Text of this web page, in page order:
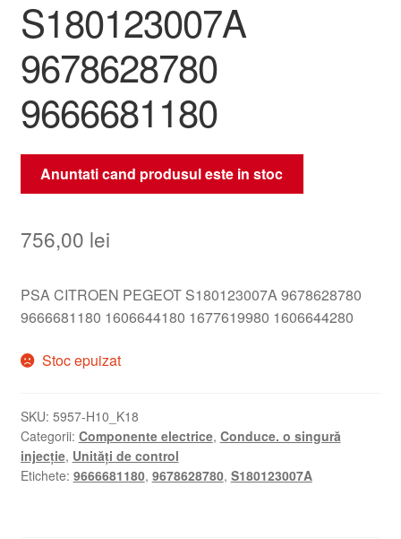
S180123007A
9678628780
9666681180
Anuntati cand produsul este in stoc
756,00 lei
PSA CITROEN PEGEOT S180123007A 9678628780
9666681180 1606644180 1677619980 1606644280
Stoc epuizat
SKU: 5957-H10_K18
Categorii: Componente electrice, Conduce. o singură
injecție, Unități de control
Etichete: 9666681180, 9678628780, S180123007A